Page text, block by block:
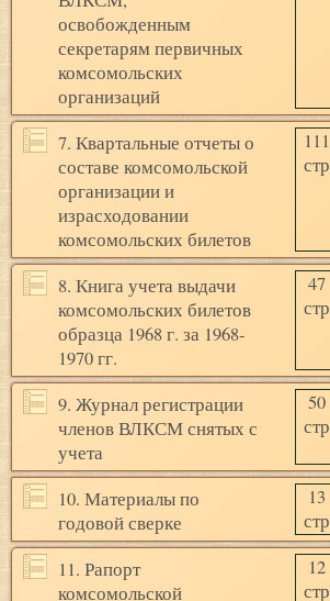
освобожденным
секретарям первичных
комсомольских
организаций
7. Квартальные отчеты о
составе комсомольской
организации и
израсходовании
комсомольских билетов
111
стр
8. Книга учета выдачи
комсомольских билетов
образца 1968 г. за 1968-
1970 гг.
47
стр
9. Журнал регистрации
членов ВЛКСМ снятых с
учета
50
стр
10. Материалы по
годовой сверке
13
стр
11. Рапорт
комсомольской
12
стр